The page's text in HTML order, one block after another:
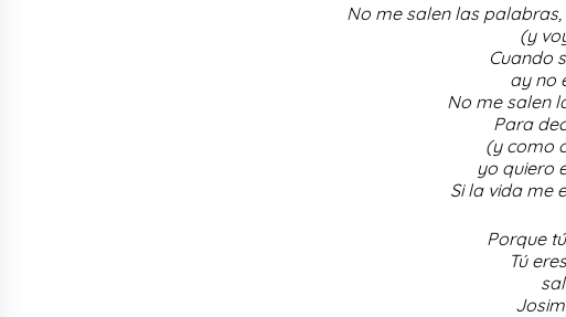
No me salen las
(y
Cuando
ay no
No me salen
Para
(y como
yo quiero
Si la vida me
Porque
Tú